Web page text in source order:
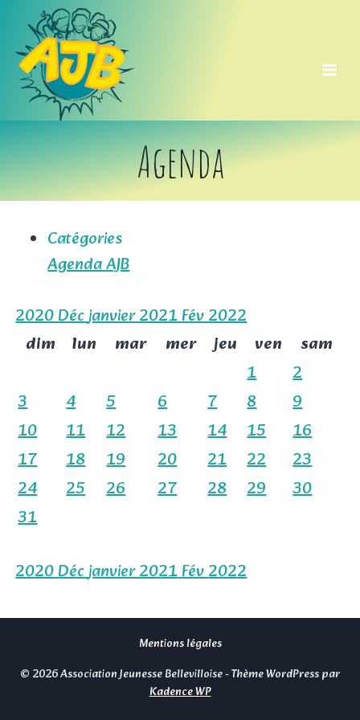
contenu
Agenda
Catégories
Agenda AJB
2020Décjanvier 2021Fév2022
dim
lun mar mer jeu ven
sam
1
2
3
4 5 6 7 8
9
10
11 12 13 14 15
16
17
18 19 20 21 22
23
24
25 26 27 28 29
30
31
2020Décjanvier 2021Fév2022
Mentions légales
© 2026 Association Jeunesse Bellevilloise - Thème WordPress par
Kadence WP